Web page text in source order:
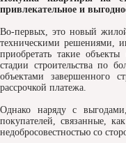
привлекательное и
Во-первых, это новый
техническими решениями,
приобретать такие
стадии строительства по
объектами завершенного
рассрочкой платежа.
Однако наряду с
покупателей, связанные,
недобросовестностью со